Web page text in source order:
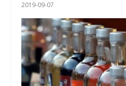
2019-09-07